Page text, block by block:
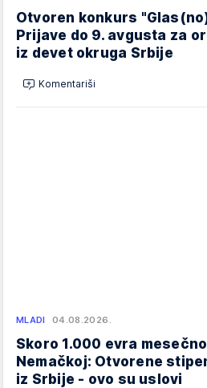
Otvoren konkurs
Prijave do 9. avgusta za
iz devet okruga Srbije
Komentariši
MLADI 04.08.2026.
Skoro 1.000 evra
Nemačkoj: Otvorene
iz Srbije - ovo su uslovi